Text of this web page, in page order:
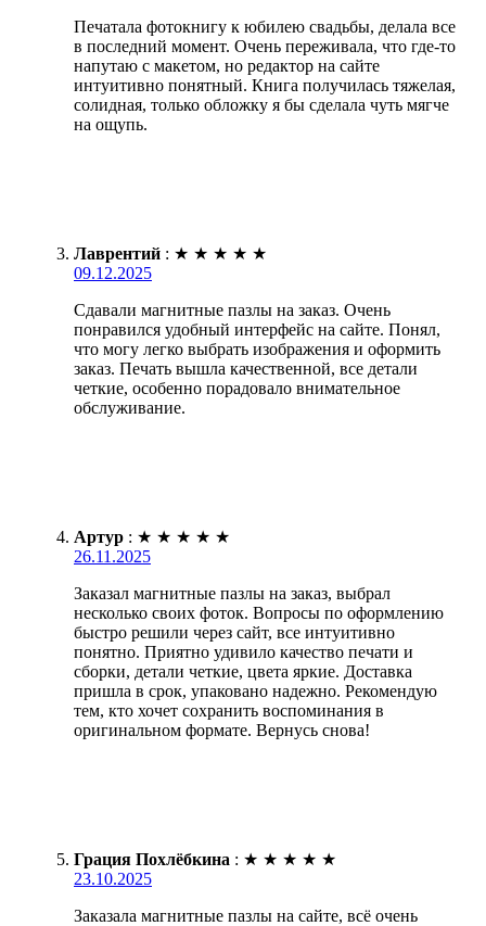
Печатала фотокнигу к юбилею свадьбы, делала все
в последний момент. Очень переживала, что где-то
напутаю с макетом, но редактор на сайте
интуитивно понятный. Книга получилась тяжелая,
солидная, только обложку я бы сделала чуть мягче
на ощупь.
Лаврентий : ★ ★ ★ ★ ★
09.12.2025
Сдавали магнитные пазлы на заказ. Очень
понравился удобный интерфейс на сайте. Понял,
что могу легко выбрать изображения и оформить
заказ. Печать вышла качественной, все детали
четкие, особенно порадовало внимательное
обслуживание.
Артур : ★ ★ ★ ★ ★
26.11.2025
Заказал магнитные пазлы на заказ, выбрал
несколько своих фоток. Вопросы по оформлению
быстро решили через сайт, все интуитивно
понятно. Приятно удивило качество печати и
сборки, детали четкие, цвета яркие. Доставка
пришла в срок, упаковано надежно. Рекомендую
тем, кто хочет сохранить воспоминания в
оригинальном формате. Вернусь снова!
Грация Похлёбкина : ★ ★ ★ ★ ★
23.10.2025
Заказала магнитные пазлы на сайте, всё очень